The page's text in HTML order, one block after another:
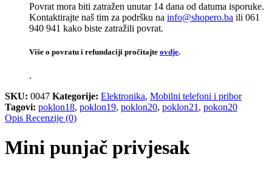
Povrat mora biti zatražen unutar 14 dana od datuma isporuke.
Kontaktirajte naš tim za podršku na info@shopero.ba ili 061
940 941 kako biste zatražili povrat.
Više o povratu i refundaciji pročitajte ovdje.
.
SKU: 0047 Kategorije: Elektronika, Mobilni telefoni i pribor
Tagovi: poklon18, poklon19, poklon20, poklon21 , pokon20
Opis Recenzije (0)
Mini punjač privjesak